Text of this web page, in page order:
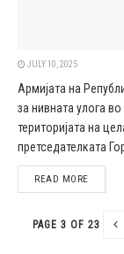
JULY 10, 2025
Армијата на
за нивната улога
територијата на
претседателката
READ MOREDETAILS
PAGE 3 OF 23